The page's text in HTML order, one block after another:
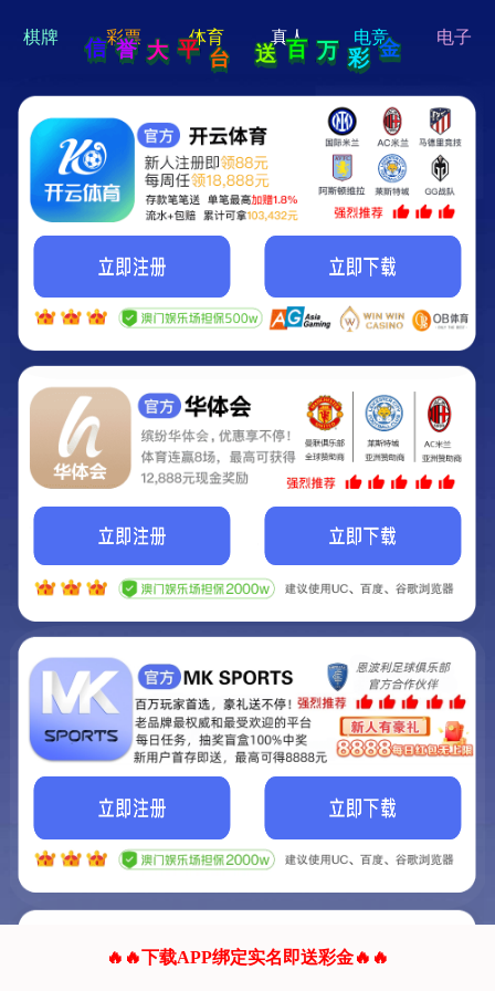
hi 💗
Hey Guys!
我们即将上线啦...
我们的网站正在建设.
它将是非常棒的网站.
联系我们!